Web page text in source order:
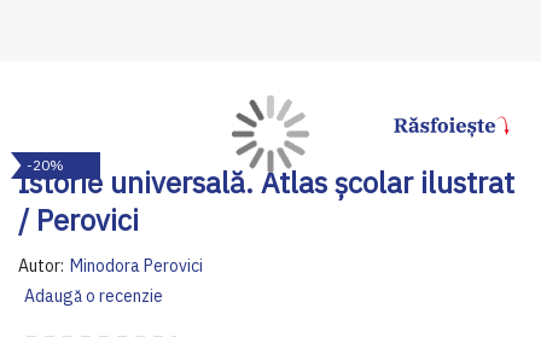
Istorie universală. Atlas şcolar ilustrat
/ Perovici
Autor: Minodora Perovici
Adaugă o recenzie
to
the
end
the
images
-20%